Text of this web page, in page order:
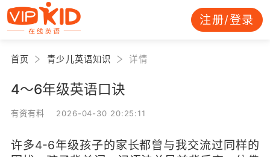
注册/登录
首页 青少儿英语知识 详情
4～6年级英语口诀
有资有料 2026-04-30 20:25:11
许多4-6年级孩子的家长都曾与我交流过同样的